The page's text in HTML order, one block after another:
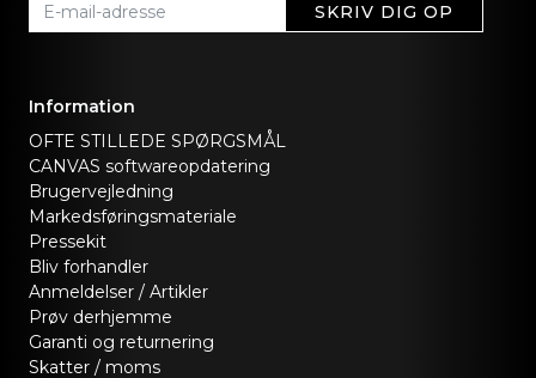
SKRIV DIG OP
Information
OFTE STILLEDE SPØRGSMÅL
CANVAS softwareopdatering
Brugervejledning
Markedsføringsmateriale
Pressekit
Bliv forhandler
Anmeldelser / Artikler
Prøv derhjemme
Garanti og returnering
Skatter / moms